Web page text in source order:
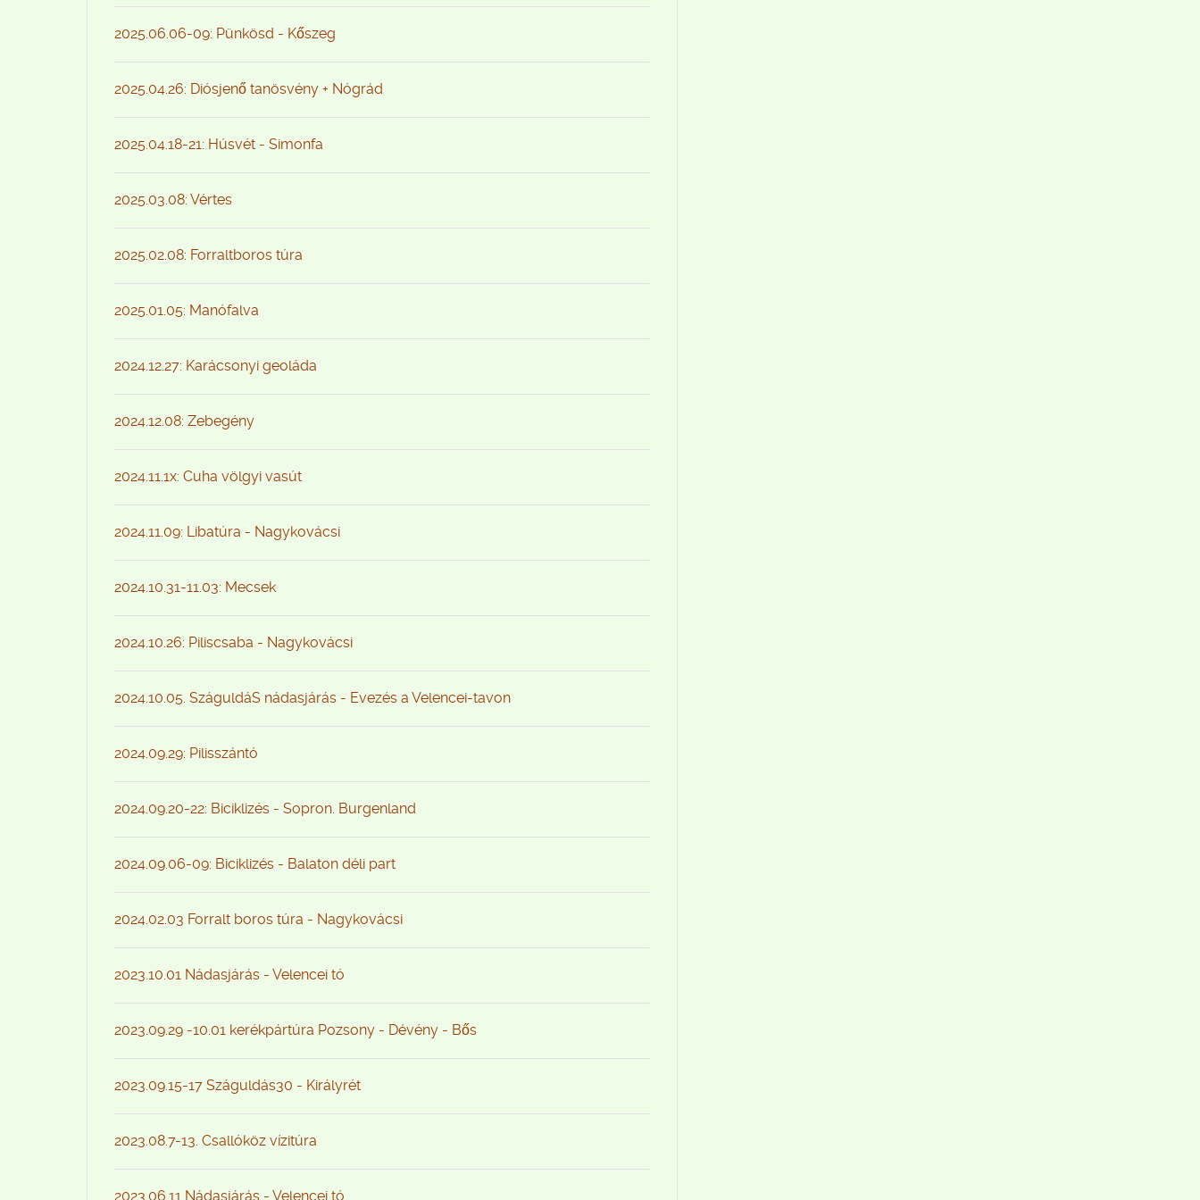
2025.06.06-09: Pünkösd - Kőszeg
2025.04.26: Diósjenő tanösvény + Nógrád
2025.04.18-21: Húsvét - Simonfa
2025.03.08: Vértes
2025.02.08: Forraltboros túra
2025.01.05: Manófalva
2024.12.27: Karácsonyi geoláda
2024.12.08: Zebegény
2024.11.1x: Cuha völgyi vasút
2024.11.09: Libatúra - Nagykovácsi
2024.10.31-11.03: Mecsek
2024.10.26: Piliscsaba - Nagykovácsi
2024.10.05. SzáguldáS nádasjárás - Evezés a Velencei-tavon
2024.09.29: Pilisszántó
2024.09.20-22: Biciklizés - Sopron. Burgenland
2024.09.06-09: Biciklizés - Balaton déli part
2024.02.03 Forralt boros túra - Nagykovácsi
2023.10.01 Nádasjárás - Velencei tó
2023.09.29 -10.01 kerékpártúra Pozsony - Dévény - Bős
2023.09.15-17 Száguldás30 - Királyrét
2023.08.7-13. Csallóköz vízitúra
2023.06.11 Nádasjárás - Velencei tó